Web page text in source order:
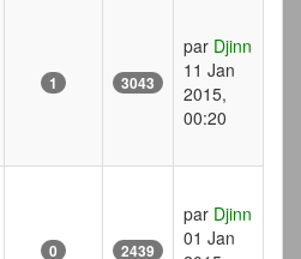
1 3043
par Djinn
11 Jan
2015,
00:20
0 2439
par Djinn
01 Jan